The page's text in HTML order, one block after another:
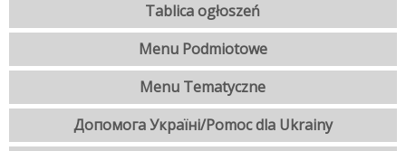
Tablica ogłoszeń
Menu Podmiotowe
Menu Tematyczne
Допомога Україні/Pomoc dla Ukrainy